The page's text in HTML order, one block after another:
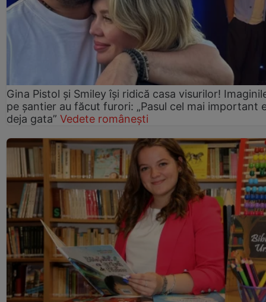
Gina Pistol și Smiley își ridică casa visurilor!
pe șantier au făcut furori: „Pasul cel mai important
deja gata” Vedete românești